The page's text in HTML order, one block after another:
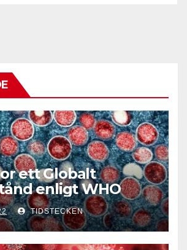
ett Globalt
enligt WHO
TIDSTECKEN